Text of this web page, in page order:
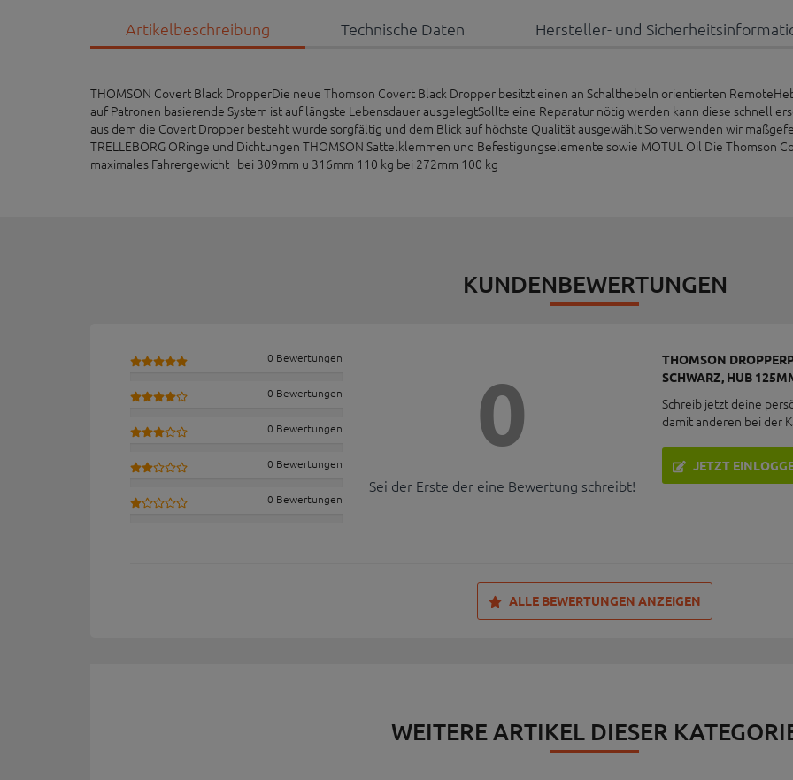
Artikelbeschreibung Technische Daten Hersteller- und
THOMSON Covert Black DropperDie neue Thomson Covert Black Dropper besitzt einen an Schalthebeln orientierten
auf Patronen basierende System ist auf längste Lebensdauer ausgelegtSollte eine Reparatur nötig werden kann diese schnell
aus dem die Covert Dropper besteht wurde sorgfältig und dem Blick auf höchste Qualität ausgewählt So verwenden wir
TRELLEBORG ORinge und Dichtungen THOMSON Sattelklemmen und Befestigungselemente sowie MOTUL Oil Die Thomson
maximales Fahrergewicht bei 309mm u 316mm 110 kg bei 272mm 100 kg
KUNDENBEWERTUNGEN
0 Bewertungen
0 Bewertungen
0 Bewertungen
0 Bewertungen
0 Bewertungen
0
Sei der Erste der eine Bewertung schreibt!
THOMSON
SCHWARZ, HUB
Schreib jetzt deine
damit anderen bei der
JETZT
ALLE BEWERTUNGEN ANZEIGEN
WEITERE ARTIKEL DIESER